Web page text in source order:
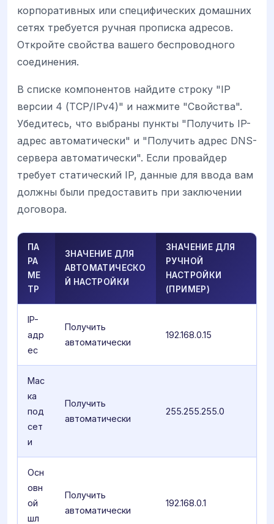
корпоративных или специфических домашних
сетях требуется ручная прописка адресов.
Откройте свойства вашего беспроводного
соединения.
В списке компонентов найдите строку "IP
версии 4 (TCP/IPv4)" и нажмите "Свойства".
Убедитесь, что выбраны пункты "Получить IP-
адрес автоматически" и "Получить адрес DNS-
сервера автоматически". Если провайдер
требует статический IP, данные для ввода вам
должны были предоставить при заключении
договора.
ПА
РА
МЕ
ТР
ЗНАЧЕНИЕ ДЛЯ
АВТОМАТИЧЕСКО
Й НАСТРОЙКИ
ЗНАЧЕНИЕ ДЛЯ
РУЧНОЙ
НАСТРОЙКИ
(ПРИМЕР)
IP-
адр
ес
Получить
автоматически
192.168.0.15
Мас
ка
под
сет
и
Получить
автоматически
255.255.255.0
Осн
овн
ой
шл
Получить
автоматически
192.168.0.1